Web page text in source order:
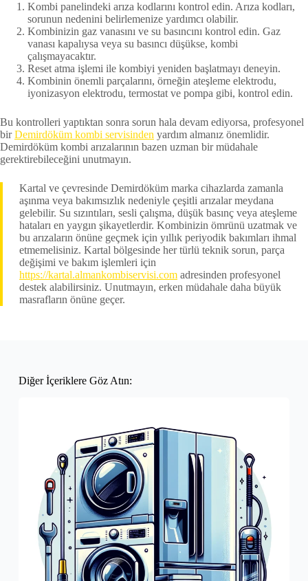
Kombi panelindeki arıza kodlarını kontrol edin. Arıza kodları,
sorunun nedenini belirlemenize yardımcı olabilir.
Kombinizin gaz vanasını ve su basıncını kontrol edin. Gaz
vanası kapalıysa veya su basıncı düşükse, kombi
çalışmayacaktır.
Reset atma işlemi ile kombiyi yeniden başlatmayı deneyin.
Kombinin önemli parçalarını, örneğin ateşleme elektrodu,
iyonizasyon elektrodu, termostat ve pompa gibi, kontrol edin.
Bu kontrolleri yaptıktan sonra sorun hala devam ediyorsa, profesyonel
birDemirdöküm kombi servisinden yardım almanız önemlidir.
Demirdöküm kombi arızalarının bazen uzman bir müdahale
gerektirebileceğini unutmayın.
Kartal ve çevresinde Demirdöküm marka cihazlarda zamanla
aşınma veya bakımsızlık nedeniyle çeşitli arızalar meydana
gelebilir. Su sızıntıları, sesli çalışma, düşük basınç veya ateşleme
hataları en yaygın şikayetlerdir. Kombinizin ömrünü uzatmak ve
bu arızaların önüne geçmek için yıllık periyodik bakımları ihmal
etmemelisiniz. Kartal bölgesinde her türlü teknik sorun, parça
değişimi ve bakım işlemleri için
https://kartal.almankombiservisi.com adresinden profesyonel
destek alabilirsiniz. Unutmayın, erken müdahale daha büyük
masrafların önüne geçer.
Diğer İçeriklere Göz Atın: